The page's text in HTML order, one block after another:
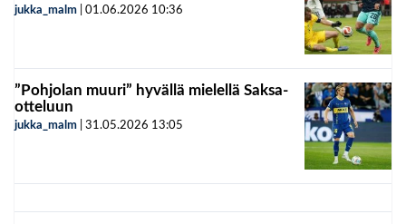
jukka_malm 01.06.2026 10:36
”Pohjolan muuri” hyvällä mielellä Saksa-
otteluun
jukka_malm 31.05.2026 13:05